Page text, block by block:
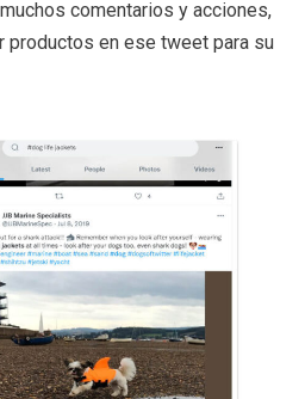
comentarios y acciones,
productos en ese tweet para su